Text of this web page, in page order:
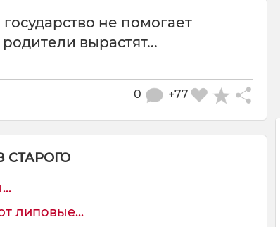
не помогает
вырастят...
+77
0
СТАРОГО
липовые...